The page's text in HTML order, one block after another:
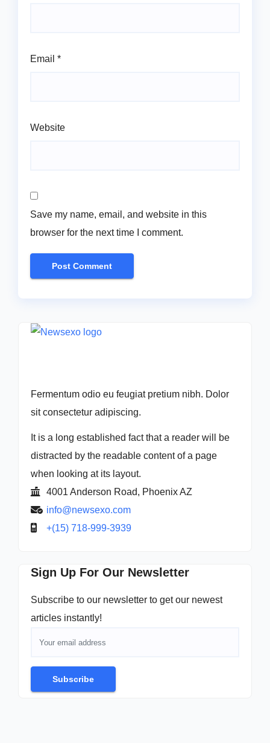
Email *
Website
Save my name, email, and website in this
browser for the next time I comment.
Fermentum odio eu feugiat pretium nibh. Dolor
sit consectetur adipiscing.
It is a long established fact that a reader will be
distracted by the readable content of a page
when looking at its layout.
4001 Anderson Road, Phoenix AZ
info@newsexo.com
+(15) 718-999-3939
Sign Up For Our Newsletter
Subscribe to our newsletter to get our newest
articles instantly!
Subscribe